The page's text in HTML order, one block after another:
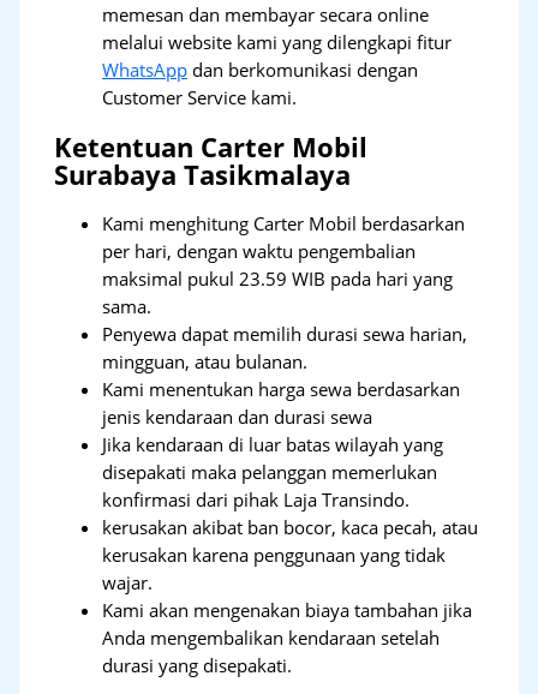
memesan dan membayar secara online
melalui website kami yang dilengkapi fitur
WhatsApp dan berkomunikasi dengan
Customer Service kami.
Ketentuan Carter Mobil
Surabaya Tasikmalaya
Kami menghitung Carter Mobil berdasarkan
per hari, dengan waktu pengembalian
maksimal pukul 23.59 WIB pada hari yang
sama.
Penyewa dapat memilih durasi sewa harian,
mingguan, atau bulanan.
Kami menentukan harga sewa berdasarkan
jenis kendaraan dan durasi sewa
Jika kendaraan di luar batas wilayah yang
disepakati maka pelanggan memerlukan
konfirmasi dari pihak Laja Transindo.
kerusakan akibat ban bocor, kaca pecah, atau
kerusakan karena penggunaan yang tidak
wajar.
Kami akan mengenakan biaya tambahan jika
Anda mengembalikan kendaraan setelah
durasi yang disepakati.